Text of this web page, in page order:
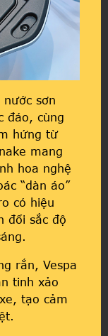
nước sơn
đáo, cùng
hứng từ
mang
hoa nghệ
“dàn áo”
có hiệu
đổi sắc độ
rắn, Vespa
tinh xảo
tạo cảm